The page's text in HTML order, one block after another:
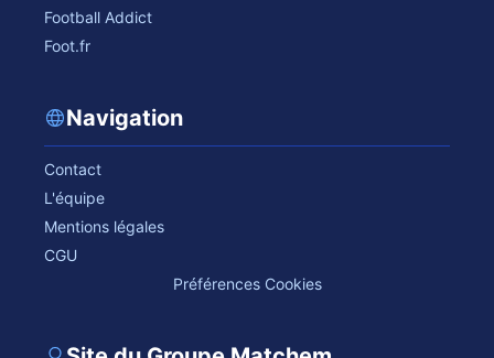
Football Addict
Foot.fr
Navigation
Contact
L'équipe
Mentions légales
CGU
Préférences Cookies